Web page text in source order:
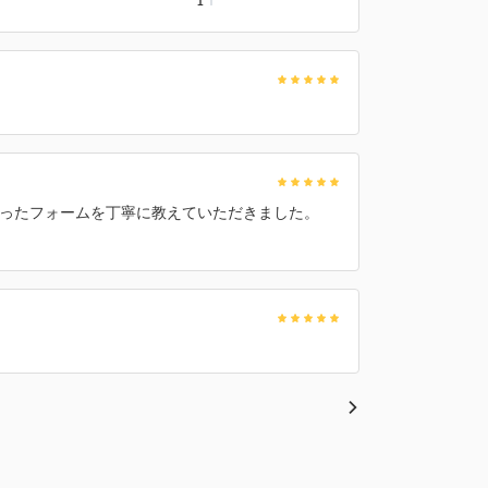
フォームを丁寧に教えていただきました。